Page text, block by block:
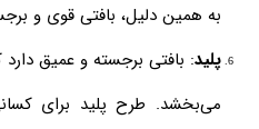
به همین دلیل، بافتی قوی و
پلید: بافتی برجسته و عمیق
می‌بخشد. طرح پلید برای